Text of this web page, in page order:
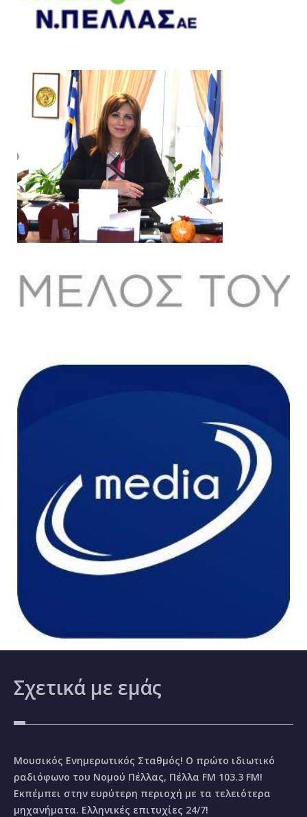
Σχετικά με εμάς
Μουσικός Ενημερωτικός Σταθμός! Ο πρώτο ιδιωτικό
ραδιόφωνο του Νομού Πέλλας, Πέλλα FM 103.3 FM!
Εκπέμπει στην ευρύτερη περιοχή με τα τελειότερα
μηχανήματα. Ελληνικές επιτυχίες 24/7!